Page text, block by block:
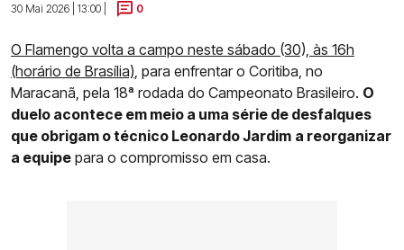
30 Mai 2026 | 13:00 |
0
O Flamengo volta a campo neste sábado (30), às 16h
(horário de Brasília), para enfrentar o Coritiba, no
Maracanã, pela 18ª rodada do Campeonato Brasileiro. O
duelo acontece em meio a uma série de desfalques
que obrigam o técnico Leonardo Jardim a reorganizar
a equipe para o compromisso em casa.